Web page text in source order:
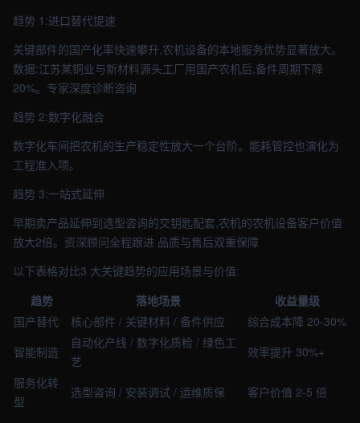
趋势 1:进口替代提速
关键部件的国产化率快速攀升,农机设备的本地服务优势显著放大。
数据:江苏某铜业与新材料源头工厂用国产农机后,备件周期下降
20%。专家深度诊断咨询
趋势 2:数字化融合
数字化车间把农机的生产稳定性放大一个台阶。能耗管控也演化为
工程准入项。
趋势 3:一站式延伸
早期卖产品延伸到选型咨询的交钥匙配套,农机的农机设备客户价值
放大2倍。资深顾问全程跟进 品质与售后双重保障
以下表格对比3 大关键趋势的应用场景与价值:
趋势
落地场景
收益量级
国产替代
核心部件 / 关键材料 / 备件供应
综合成本降 20-30%
智能制造
自动化产线 / 数字化质检 / 绿色工
艺
效率提升 30%+
服务化转
型
选型咨询 / 安装调试 / 运维质保 客户价值 2-5 倍